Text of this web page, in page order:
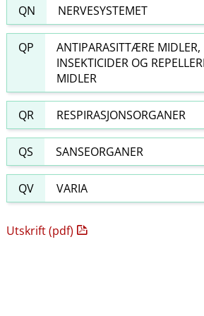
QN NERVESYSTEMET
QP
ANTIPARASITTÆRE MIDLER,
INSEKTICIDER OG
MIDLER
QR RESPIRASJONSORGANER
QS SANSEORGANER
QV VARIA
Utskrift (pdf)